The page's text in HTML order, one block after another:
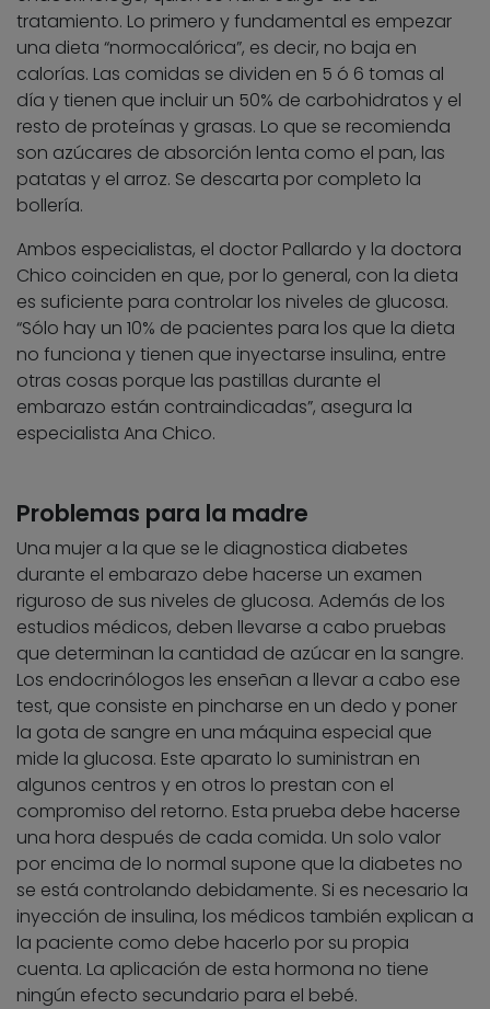
tratamiento. Lo primero y fundamental es empezar
una dieta “normocalórica”, es decir, no baja en
calorías. Las comidas se dividen en 5 ó 6 tomas al
día y tienen que incluir un 50% de carbohidratos y el
resto de proteínas y grasas. Lo que se recomienda
son azúcares de absorción lenta como el pan, las
patatas y el arroz. Se descarta por completo la
bollería.
Ambos especialistas, el doctor Pallardo y la doctora
Chico coinciden en que, por lo general, con la dieta
es suficiente para controlar los niveles de glucosa.
“Sólo hay un 10% de pacientes para los que la dieta
no funciona y tienen que inyectarse insulina, entre
otras cosas porque las pastillas durante el
embarazo están contraindicadas”, asegura la
especialista Ana Chico.
Problemas para la madre
Una mujer a la que se le diagnostica diabetes
durante el embarazo debe hacerse un examen
riguroso de sus niveles de glucosa. Además de los
estudios médicos, deben llevarse a cabo pruebas
que determinan la cantidad de azúcar en la sangre.
Los endocrinólogos les enseñan a llevar a cabo ese
test, que consiste en pincharse en un dedo y poner
la gota de sangre en una máquina especial que
mide la glucosa. Este aparato lo suministran en
algunos centros y en otros lo prestan con el
compromiso del retorno. Esta prueba debe hacerse
una hora después de cada comida. Un solo valor
por encima de lo normal supone que la diabetes no
se está controlando debidamente. Si es necesario la
inyección de insulina, los médicos también explican a
la paciente como debe hacerlo por su propia
cuenta. La aplicación de esta hormona no tiene
ningún efecto secundario para el bebé.